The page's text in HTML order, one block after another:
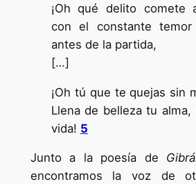
¡Oh qué delito comete
con el constante
antes de la partida,
[…]
¡Oh tú que te quejas sin
Llena de belleza tu
vida! 5
Junto a la poesía de
encontramos la voz de